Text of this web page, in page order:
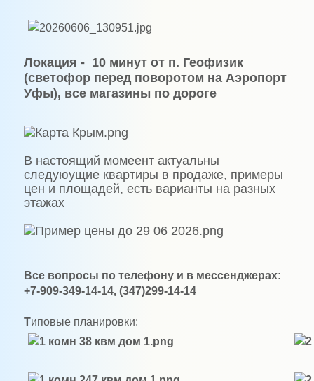
Локация - 10 минут от п. Геофизик
(светофор перед поворотом на Аэропорт
Уфы), все магазины по дороге
В настоящий момеент актуальны
следуюущие квартиры в продаже, примеры
цен и площадей, есть варианты на разных
этажах
Все вопросы по телефону и в мессенджерах:
+7-909-349-14-14, (347)299-14-14
Типовые планировки: